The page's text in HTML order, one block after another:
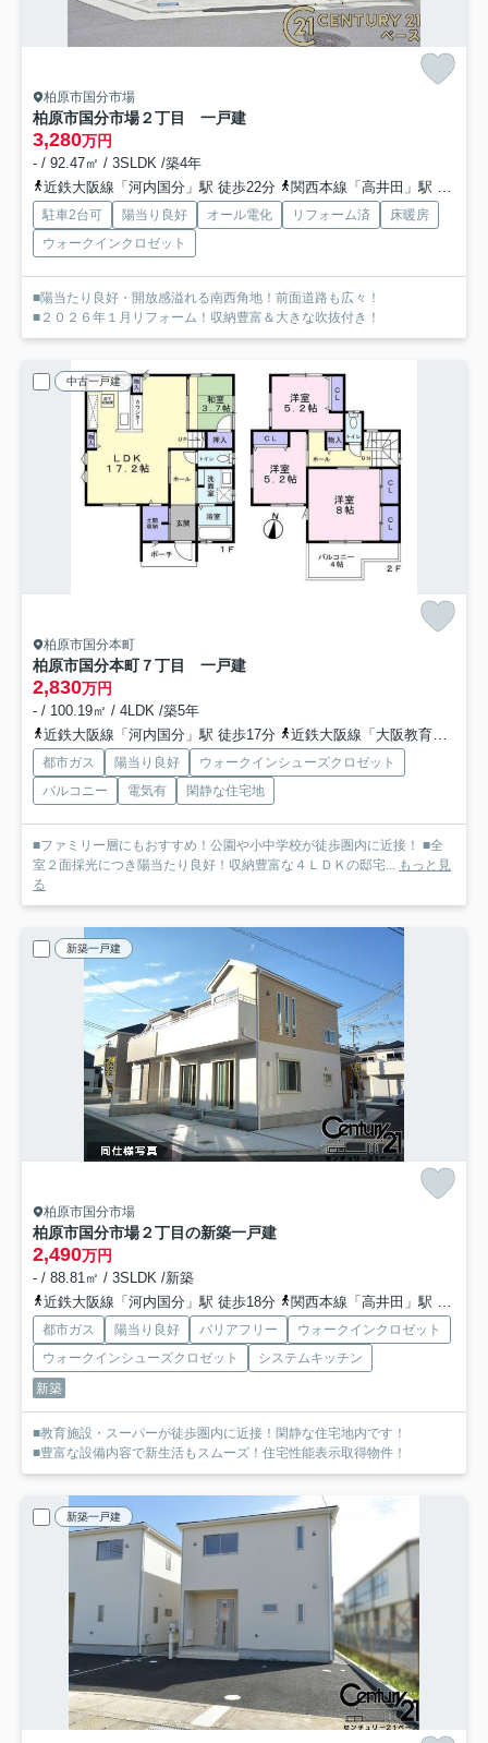
柏原市国分市場
柏原市国分市場２丁目 一戸建
3,280万円
- / 92.47㎡ / 3SLDK /築4年
近鉄大阪線「河内国分」駅 徒歩22分
関西本線「高井田」駅 徒歩24分
駐車2台可 陽当り良好 オール電化 リフォーム済
床暖房
ウォークインクロゼット
■陽当たり良好・開放感溢れる南西角地！前面道路も広々！
■２０２６年１月リフォーム！収納豊富＆大きな吹抜付き！
中古一戸建
柏原市国分本町
柏原市国分本町７丁目 一戸建
2,830万円
- / 100.19㎡ / 4LDK /築5年
近鉄大阪線「河内国分」駅 徒歩17分
近鉄大阪線「大阪教育大前」駅 徒歩18分
都市ガス 陽当り良好
ウォークインシューズクロゼット
バルコニー
電気有 閑静な住宅地
■ファミリー層にもおすすめ！公園や小中学校が徒歩圏内に近接！ ■全
室２面採光につき陽当たり良好！収納豊富な４ＬＤＫの邸宅...
もっと見
る
新築一戸建
柏原市国分市場
柏原市国分市場２丁目の新築一戸建
2,490万円
- / 88.81㎡ / 3SLDK /新築
近鉄大阪線「河内国分」駅 徒歩18分
関西本線「高井田」駅 徒歩23分
都市ガス 陽当り良好 バリアフリー
ウォークインクロゼット
ウォークインシューズクロゼット
システムキッチン
新築
■教育施設・スーパーが徒歩圏内に近接！閑静な住宅地内です！
■豊富な設備内容で新生活もスムーズ！住宅性能表示取得物件！
新築一戸建